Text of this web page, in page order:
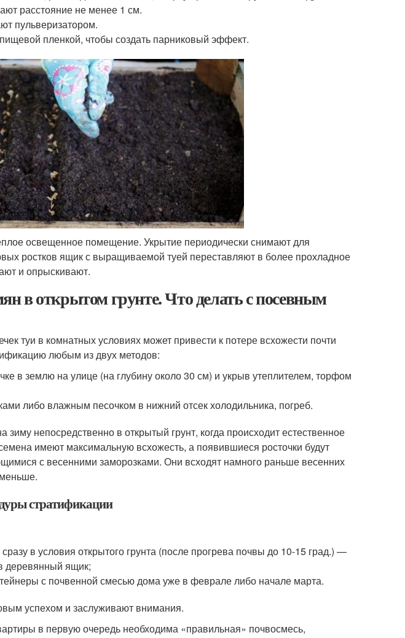
расстояние не менее 1 см.
пульверизатором.
пленкой, чтобы создать парниковый эффект.
освещенное помещение. Укрытие периодически снимают для
ростков ящик с выращиваемой туей переставляют в более прохладное
и опрыскивают.
в открытом грунте. Что делать с посевным
туи в комнатных условиях может привести к потере всхожести почти
любым из двух методов:
в землю на улице (на глубину около 30 см) и укрыв утеплителем, торфом
либо влажным песочком в нижний отсек холодильника, погреб.
зиму непосредственно в открытый грунт, когда происходит естественное
имеют максимальную всхожесть, а появившиеся росточки будут
с весенними заморозками. Они всходят намного раньше весенних
стратификации
в условия открытого грунта (после прогрева почвы до 10-15 град.) —
деревянный ящик;
с почвенной смесью дома уже в феврале либо начале марта.
успехом и заслуживают внимания.
в первую очередь необходима «правильная» почвосмесь,